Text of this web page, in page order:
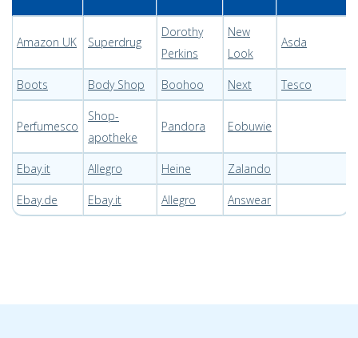
Amazon UK Superdrug
Dorothy
Perkins
New
Look
Asda
Boots Body Shop Boohoo Next Tesco
Perfumesco
Shop-
apotheke
Pandora Eobuwie
Ebay.it Allegro Heine Zalando
Ebay.de Ebay.it Allegro Answear